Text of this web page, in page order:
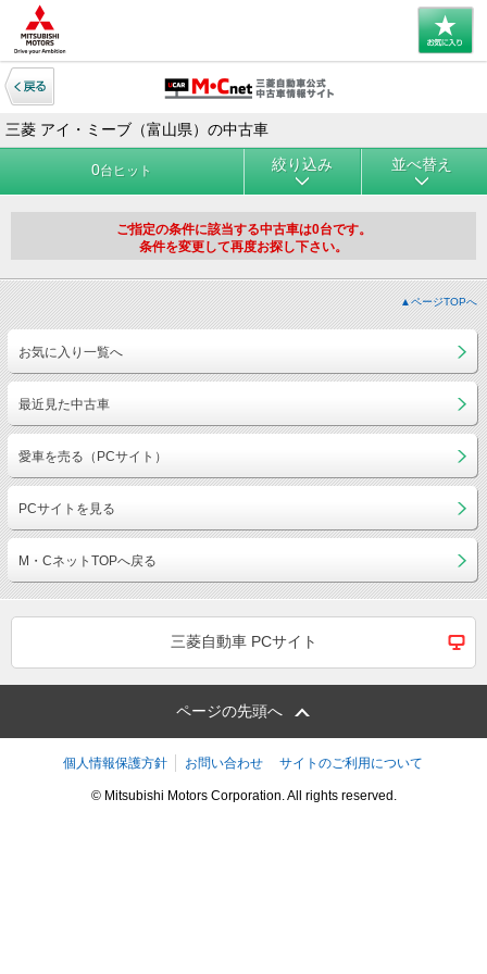
三菱 アイ・ミーブ（富山県）の中古車
0台ヒット 絞り込み 並べ替え
ご指定の条件に該当する中古車は0台です。
条件を変更して再度お探し下さい。
▲ページTOPへ
お気に入り一覧へ
最近見た中古車
愛車を売る（PCサイト）
PCサイトを見る
M・CネットTOPへ戻る
三菱自動車 PCサイト
ページの先頭へ
個人情報保護方針 お問い合わせ サイトのご利用について
© Mitsubishi Motors Corporation. All rights reserved.